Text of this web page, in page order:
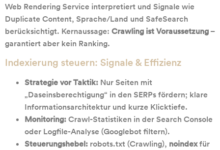
Web Rendering Service interpretiert und Signale wie
Duplicate Content, Sprache/Land und SafeSearch
berücksichtigt. Kernaussage: Crawling ist Voraussetzung–
garantiert aber kein Ranking.
Indexierung steuern: Signale & Effizienz
Strategie vor Taktik: Nur Seiten mit
„Daseinsberechtigung“ in den SERPs fördern; klare
Informationsarchitektur und kurze Klicktiefe.
Monitoring:Crawl-Statistiken in der Search Console
oder Logfile-Analyse (Googlebot filtern).
Steuerungshebel: robots.txt (Crawling), noindexfür